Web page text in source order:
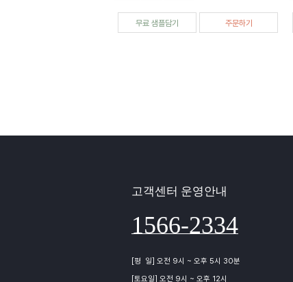
무료 샘플담기 주문하기
고객센터 운영안내
1566-2334
[평 일] 오전 9시 ~ 오후 5시 30분
[토요일] 오전 9시 ~ 오후 12시